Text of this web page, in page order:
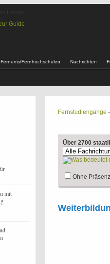
Fernunis/Fernhochschulen Nachrichten
Fernstudiengänge -
Über 2700
Ohne
mit